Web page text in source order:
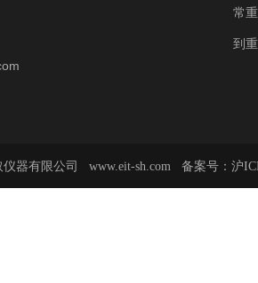
常
到
仪器有限公司 www.eit-sh.com 备案号： 沪